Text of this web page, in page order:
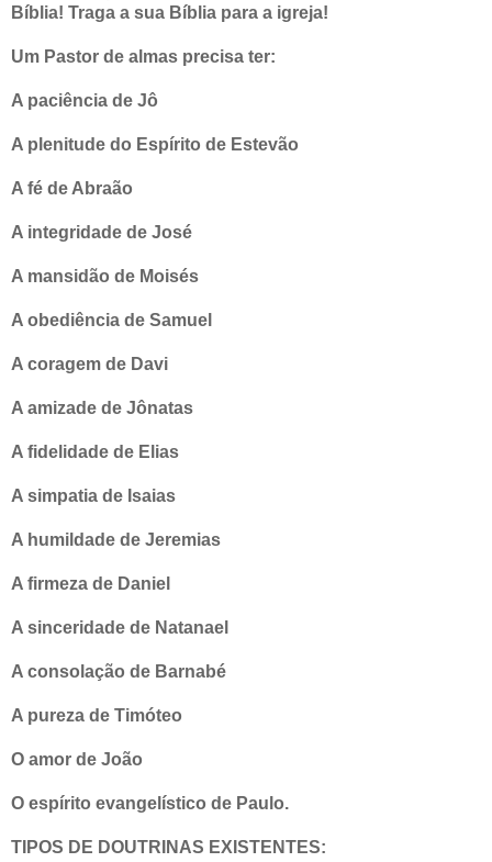
Bíblia! Traga a sua Bíblia para a igreja!
Um Pastor de almas precisa ter:
A paciência de Jô
A plenitude do Espírito de Estevão
A fé de Abraão
A integridade de José
A mansidão de Moisés
A obediência de Samuel
A coragem de Davi
A amizade de Jônatas
A fidelidade de Elias
A simpatia de Isaias
A humildade de Jeremias
A firmeza de Daniel
A sinceridade de Natanael
A consolação de Barnabé
A pureza de Timóteo
O amor de João
O espírito evangelístico de Paulo.
TIPOS DE DOUTRINAS EXISTENTES: